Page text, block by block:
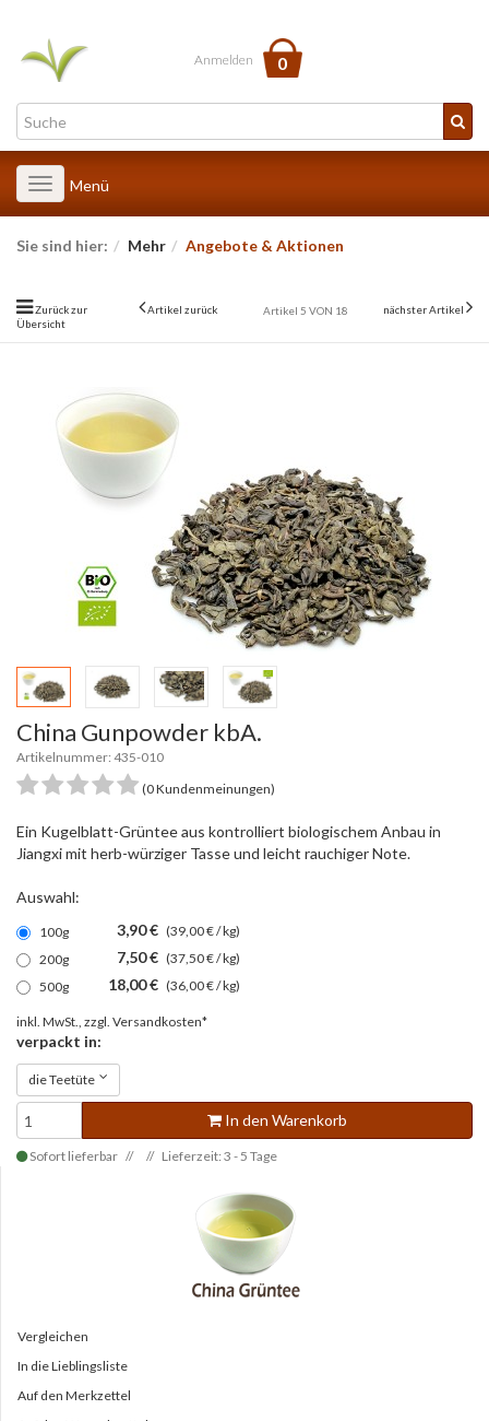
Anmelden 0
Toggle
navigation
Menü
Sie sind hier: Mehr Angebote & Aktionen
Zurück zur
Übersicht
Artikel zurück Artikel 5 VON 18 nächster Artikel
China Gunpowder kbA.
Artikelnummer: 435-010
(0 Kundenmeinungen)
Ein Kugelblatt-Grüntee aus kontrolliert biologischem Anbau in
Jiangxi mit herb-würziger Tasse und leicht rauchiger Note.
Auswahl:
100g 3,90 € (39,00 € / kg)
200g
7,50 € (37,50 € / kg)
500g
18,00 € (36,00 € / kg)
inkl. MwSt., zzgl. Versandkosten*
verpackt in:
die Teetüte
In den Warenkorb
Sofort lieferbar Lieferzeit: 3 - 5 Tage
Vergleichen
In die Lieblingsliste
Auf den Merkzettel